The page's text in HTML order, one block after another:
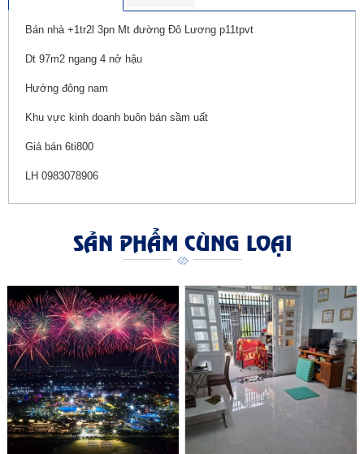
Bán nhà +1tr2l 3pn Mt đường Đô Lương p11tpvt
Dt 97m2 ngang 4 nở hậu
Hướng đông nam
Khu vực kinh doanh buôn bán sầm uất
Giá bán 6ti800
LH 0983078906
SẢN PHẨM CÙNG LOẠI